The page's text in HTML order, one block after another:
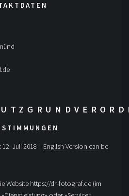
Juli 2018 – English Version can be
Website https://dr-fotograf.de (im